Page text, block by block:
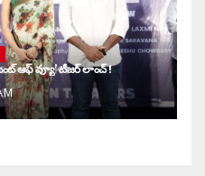
ఆఫ్ వ్యూ’ టీజర్ లాంచ్ !